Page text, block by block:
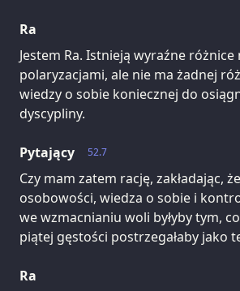
Ra
Jestem Ra. Istnieją wyraźne różnice
polaryzacjami, ale nie ma żadnej
wiedzy o sobie koniecznej do
dyscypliny.
52.7
Pytający
Czy mam zatem rację, zakładając,
osobowości, wiedza o sobie i
we wzmacnianiu woli byłyby tym,
piątej gęstości postrzegałaby jako
Ra